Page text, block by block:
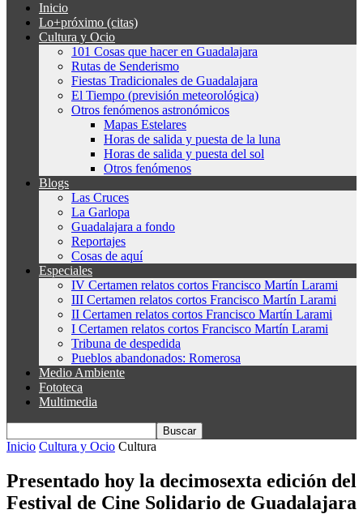
Inicio
Lo+próximo (citas)
Cultura y Ocio
101 Cosas que hacer en Guadalajara
Rutas de Senderismo
Fiestas Tradicionales de Guadalajara
El Tiempo (previsión meteorológica)
Otros fenómenos astronómicos
Mapas Estelares
Horas de salida y puesta de la luna
Horas de salida y puesta del sol
Otros fenómenos
Blogs
Las Cruces
La Garlopa
Guadalajara a fondo
Reportajes
Cosas de aquí
Especiales
IV Certamen relatos cortos Francisco Martín Larami
III Certamen relatos cortos Francisco Martín Larami
II Certamen relatos cortos Francisco Martín Larami
I Certamen relatos cortos Francisco Martín Larami
Tribuna de despedida
Pueblos abandonados: Romerosa
Medio Ambiente
Fototeca
Multimedia
Inicio Cultura y Ocio Cultura
Presentado hoy la decimosexta edición del
Festival de Cine Solidario de Guadalajara